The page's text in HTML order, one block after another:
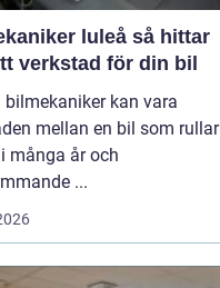
luleå så hittar
verkstad för din bil
bilmekaniker kan vara
mellan en bil som rullar
många år och
...